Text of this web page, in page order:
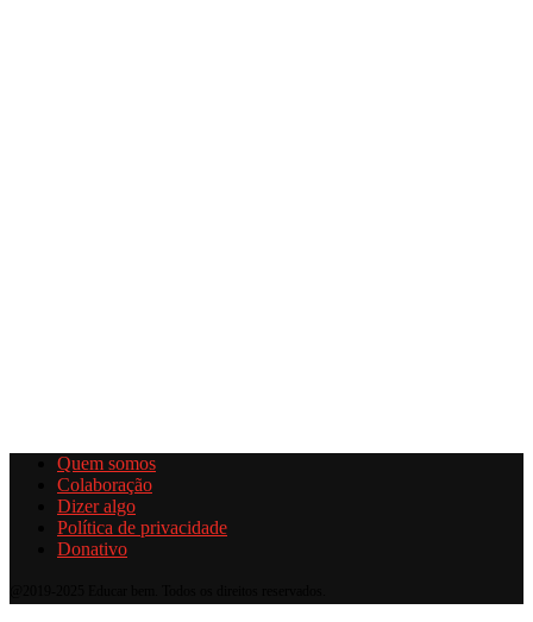
Quem somos
Colaboração
Dizer algo
Política de privacidade
Donativo